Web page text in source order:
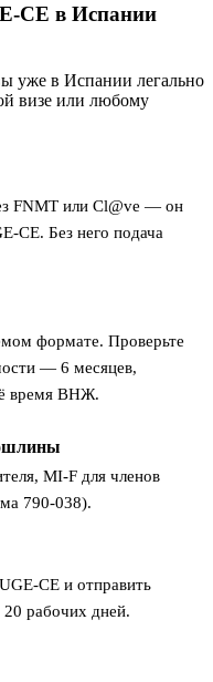
CE в Испании
уже в Испании легально
визе или любому
FNMT или Cl@ve — он
CE. Без него подача
формате. Проверьте
— 6 месяцев,
время ВНЖ.
MI-F для членов
790-038).
CE и отправить
рабочих дней.